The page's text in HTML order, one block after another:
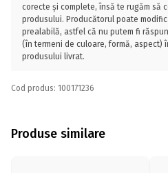
corecte și complete, însă te rugăm să
produsului. Producătorul poate
prealabilă, astfel că nu putem fi
(în termeni de culoare, formă, aspect)
produsului livrat.
Cod produs: 100171236
Produse similare